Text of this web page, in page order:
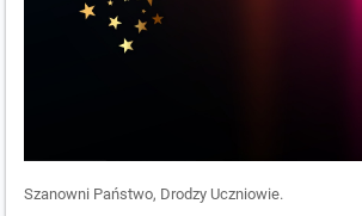
Szanowni Państwo, Drodzy Uczniowie.